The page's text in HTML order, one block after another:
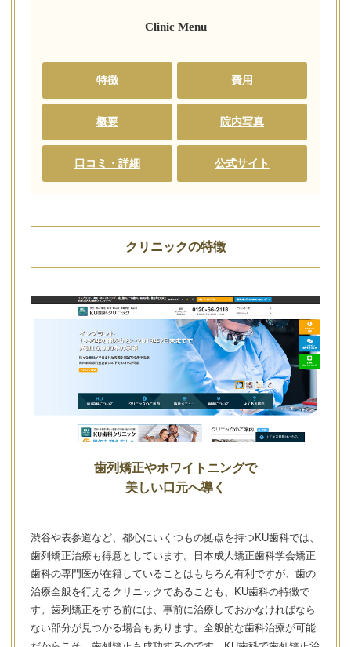
Clinic Menu
特徴 費用
概要 院内写真
口コミ・詳細 公式サイト
クリニックの特徴
歯列矯正やホワイトニングで
美しい口元へ導く
渋谷や表参道など、都心にいくつもの拠点を持つKU歯科では、
歯列矯正治療も得意としています。日本成人矯正歯科学会矯正
歯科の専門医が在籍していることはもちろん有利ですが、歯の
治療全般を行えるクリニックであることも、KU歯科の特徴で
す。歯列矯正をする前には、事前に治療しておかなければなら
ない部分が見つかる場合もあります。全般的な歯科治療が可能